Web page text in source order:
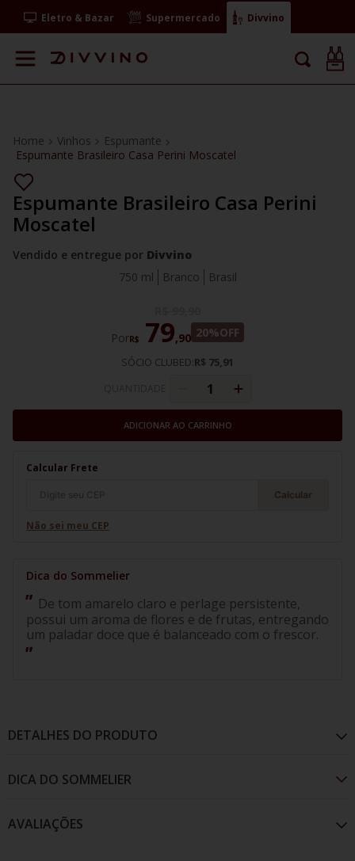
Eletro & Bazar Supermercado Divvino
Vinhos
Espumante
Espumante Brasileiro Casa Perini Moscatel
Espumante Brasileiro Casa Perini
Moscatel
Vendido e entregue por Divvino
Branco
Brasil
750 ml
PorR$ 79,90 20%OFF
SÓCIO CLUBED:R$ 75,91
ADICIONAR AO CARRINHO
Calcular Frete
Calcular
Não sei meu CEP
De tom amarelo claro e perlage persistente,
possui um aroma de flores e de frutas, entregando
um paladar doce que é balanceado com o frescor.
DETALHES DO PRODUTO
De tom amarelo claro e perlage persistente, possui
AVALIAÇÕES